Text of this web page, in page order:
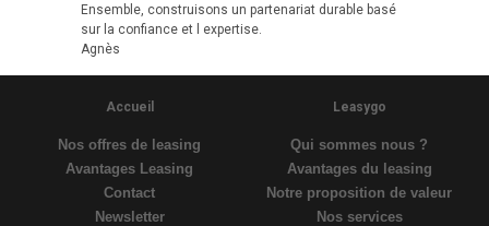
Ensemble, construisons un partenariat durable basé
sur la confiance et l expertise.
Agnès
Accueil
Nos offres de leasing
Avantages Leasing
Contact
Newsletter
Leasygo
Qui sommes nous ?
Avantages du leasing
Notre proposition de valeur
Nos services